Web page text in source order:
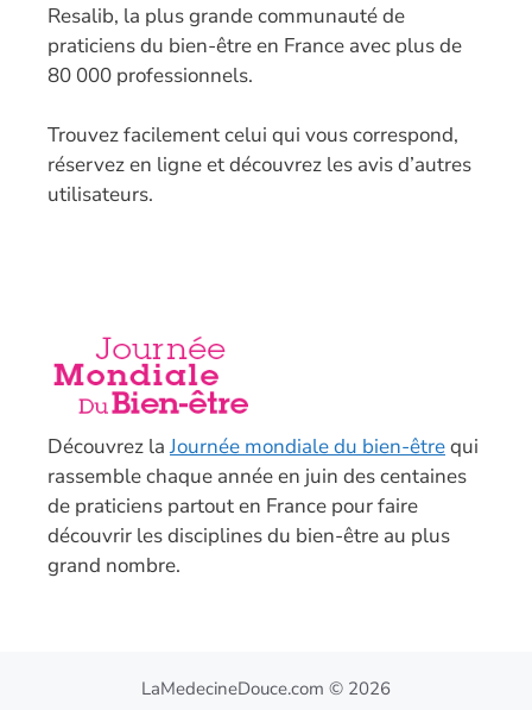
Resalib, la plus grande communauté de
praticiens du bien-être en France avec plus de
80 000 professionnels.
Trouvez facilement celui qui vous correspond,
réservez en ligne et découvrez les avis d’autres
utilisateurs.
Découvrez laJournée mondiale du bien-êtrequi
rassemble chaque année en juin des centaines
de praticiens partout en France pour faire
découvrir les disciplines du bien-être au plus
grand nombre.
LaMedecineDouce.com © 2026